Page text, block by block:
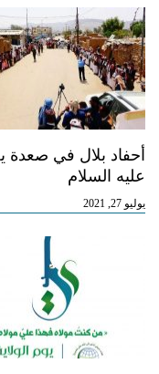
أحفاد بلال في صعدة
عليه السلام
يوليو 27, 2021